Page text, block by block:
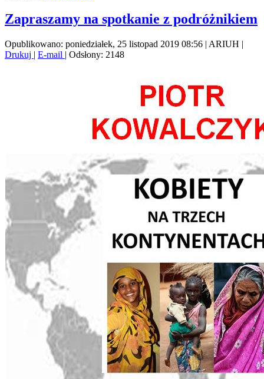
Zapraszamy na spotkanie z podróżnikiem
Opublikowano: poniedziałek, 25 listopad 2019 08:56 | ARIUH |
Drukuj | E-mail | Odsłony: 2148